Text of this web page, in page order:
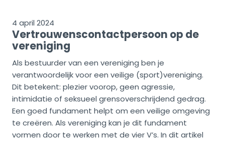
4 april 2024
Vertrouwenscontactpersoon op de
vereniging
Als bestuurder van een vereniging ben je
verantwoordelijk voor een veilige (sport)vereniging.
Dit betekent: plezier voorop, geen agressie,
intimidatie of seksueel grensoverschrijdend gedrag.
Een goed fundament helpt om een veilige omgeving
te creëren. Als vereniging kan je dit fundament
vormen door te werken met de vier V’s. In dit artikel